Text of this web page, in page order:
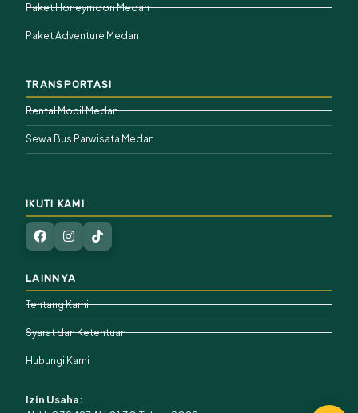
Paket Honeymoon Medan
Paket Adventure Medan
TRANSPORTASI
Rental Mobil Medan
Sewa Bus Parwisata Medan
IKUTI KAMI
LAINNYA
Tentang Kami
Syarat dan Ketentuan
Hubungi Kami
Izin Usaha: